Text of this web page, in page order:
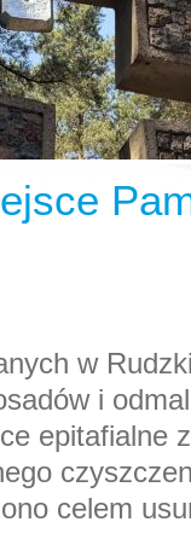
w
i
epitafialne
celem